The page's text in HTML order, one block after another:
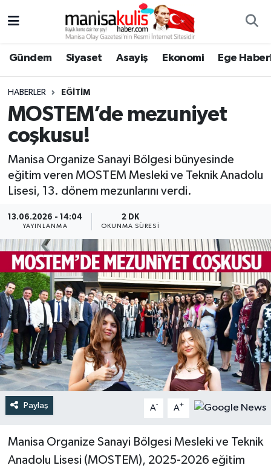
Gündem Siyaset Asayiş Ekonomi Ege
HABERLER EĞITIM
MOSTEM’de mezuniyet
coşkusu!
Manisa Organize Sanayi Bölgesi bünyesinde
eğitim veren MOSTEM Mesleki ve Teknik Anadolu
Lisesi, 13. dönem mezunlarını verdi.
13.06.2026 - 14:04
YAYINLANMA
2 DK
OKUNMA SÜRESI
Paylaş A- A+
Manisa Organize Sanayi Bölgesi Mesleki ve Teknik
Anadolu Lisesi (MOSTEM), 2025-2026 eğitim
Ege Haberleri
Ekonomi
Genel
Gündem
Resmi İlan
Siyaset
Spor
Türkiye
Yaşam
Yunusemre Hava Durumu
Yunusemre Trafik Yoğunluk Haritası
Süper Lig Puan Durumu ve Fikstür
Tüm Manşetler
Son Dakika Haberleri
Haber Arşivi